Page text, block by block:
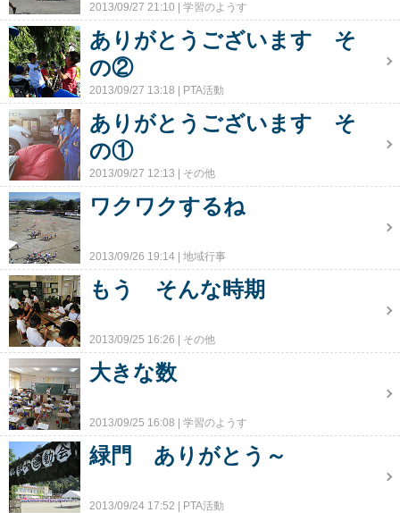
2013/09/27 21:10 学習のようす
ありがとうございます そ
の②
2013/09/27 13:18 PTA活動
ありがとうございます そ
の①
2013/09/27 12:13 その他
ワクワクするね
2013/09/26 19:14 地域行事
もう そんな時期
2013/09/25 16:26 その他
大きな数
2013/09/25 16:08 学習のようす
緑門 ありがとう～
2013/09/24 17:52 PTA活動